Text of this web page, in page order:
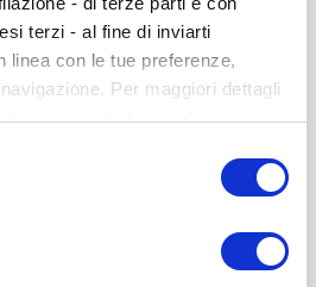
terzi - al fine di inviarti
linea con le tue preferenze,
Per maggiori dettagli
personali durante la
visione dell’
informativa
tramite la “X” prosegui la
profilazione. Selezionando
il tuo consenso alla